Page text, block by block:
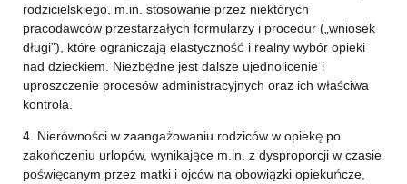
rodzicielskiego, m.in. stosowanie przez niektórych
pracodawców przestarzałych formularzy i procedur („wniosek
długi”), które ograniczają elastyczność i realny wybór opieki
nad dzieckiem. Niezbędne jest dalsze ujednolicenie i
uproszczenie procesów administracyjnych oraz ich właściwa
kontrola.
4. Nierówności w zaangażowaniu rodziców w opiekę po
zakończeniu urlopów, wynikające m.in. z dysproporcji w czasie
poświęcanym przez matki i ojców na obowiązki opiekuńcze,